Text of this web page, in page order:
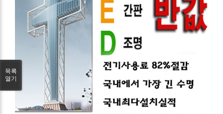
목록
열기